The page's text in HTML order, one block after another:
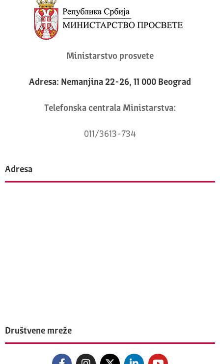
Ministarstvo prosvete
Adresa: Nemanjina 22-26, 11 000 Beograd
Telefonska centrala Ministarstva:
011/3613-734
Adresa
Društvene mreže